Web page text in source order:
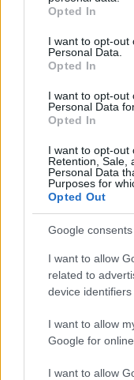
grant or deny
use your data for
consent section.
Opted In
I want to opt-out
Personal Data.
Opted In
I want to opt-out
Personal Data
Opted In
I want to opt-out
Retention, Sale,
Personal Data
Purposes for
Opted Out
Google consents
I want to allow
related to
device identifiers
I want to allow
Google for
I want to allow
Ωστόσο, σύμφωνα
χώρες, που
ναυσιπλοΐας,
στενό της Ταϊβάν
αυτό το μήνα,
πολεμικά της
Πεκίνο
κατηγόρησε ότι
περιοχή.